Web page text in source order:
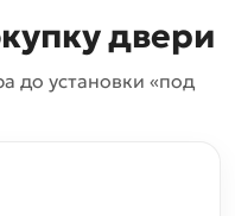
двери
до установки «под